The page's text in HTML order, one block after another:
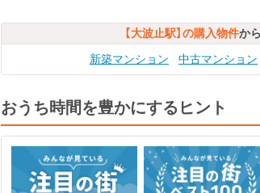
【大波止駅】の購入物件か
新築マンション
中古マンション
おうち時間を豊かにするヒント